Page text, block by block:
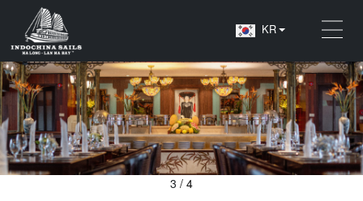
KR
3 / 4